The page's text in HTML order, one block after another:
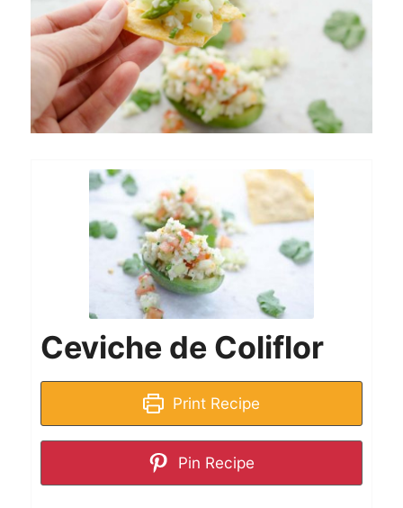
Ceviche de Coliflor
Print Recipe
Pin Recipe